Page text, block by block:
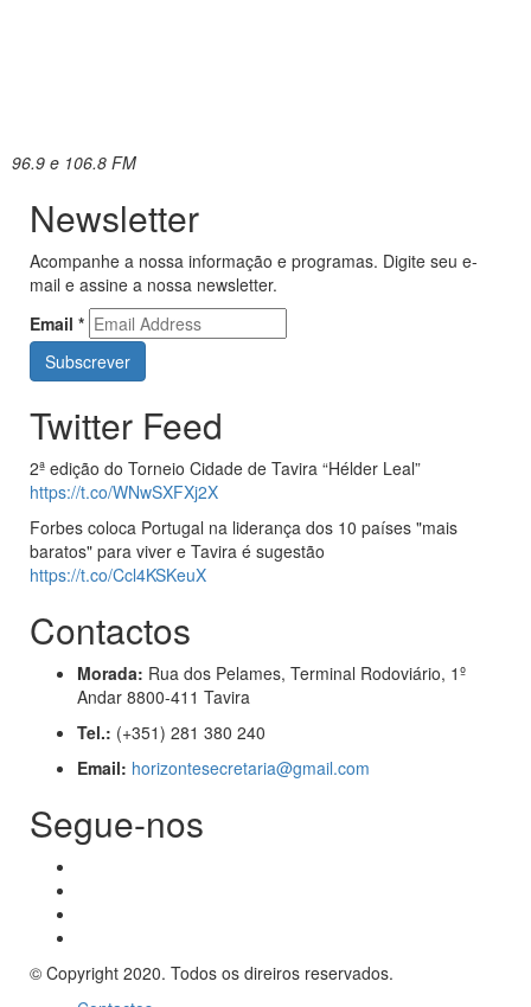
96.9 e 106.8 FM
Newsletter
Acompanhe a nossa informação e programas. Digite seu e-
mail e assine a nossa newsletter.
Email *
Twitter Feed
2ª edição do Torneio Cidade de Tavira “Hélder Leal”
https://t.co/WNwSXFXj2X
Forbes coloca Portugal na liderança dos 10 países "mais
baratos" para viver e Tavira é sugestão
https://t.co/Ccl4KSKeuX
Contactos
Morada: Rua dos Pelames, Terminal Rodoviário, 1º
Andar 8800-411 Tavira
Tel.: (+351) 281 380 240
Email: horizontesecretaria@gmail.com
Segue-nos
© Copyright 2020. Todos os direiros reservados.